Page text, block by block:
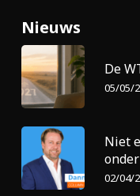
Nieuws
De
05/05/
Niet
02/04/